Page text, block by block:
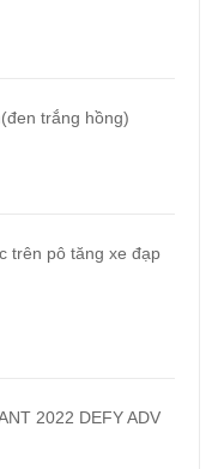
trắng hồng)
trên pô tăng xe đạp
2022 DEFY ADV